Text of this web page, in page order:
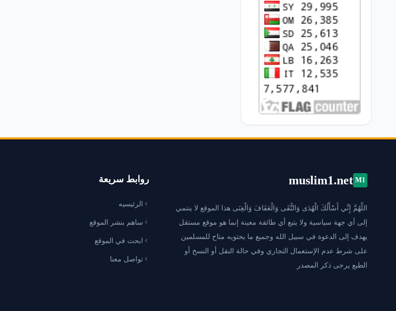
M1
muslim1.net
اللَّهُمَّ إِنِّي أَسْأَلُكَ الْهُدَى وَالتُّقَى وَالْعَفَافَ وَالْغِنَى هذا الموقع لا ينتمي
إلى أي جهة سياسية ولا يتبع أي طائفة معينة إنما هو موقع مستقل
يهدف إلى الدعوة في سبيل الله وجميع ما يحتويه متاح للمسلمين
على شرط عدم الإستعمال التجاري وفي حالة النقل أو النسخ أو
الطبع يرجى ذكر المصدر
روابط سريعة
الرئيسيه
ساهم بنشر الموقع
ابحث في الموقع
تواصل معنا